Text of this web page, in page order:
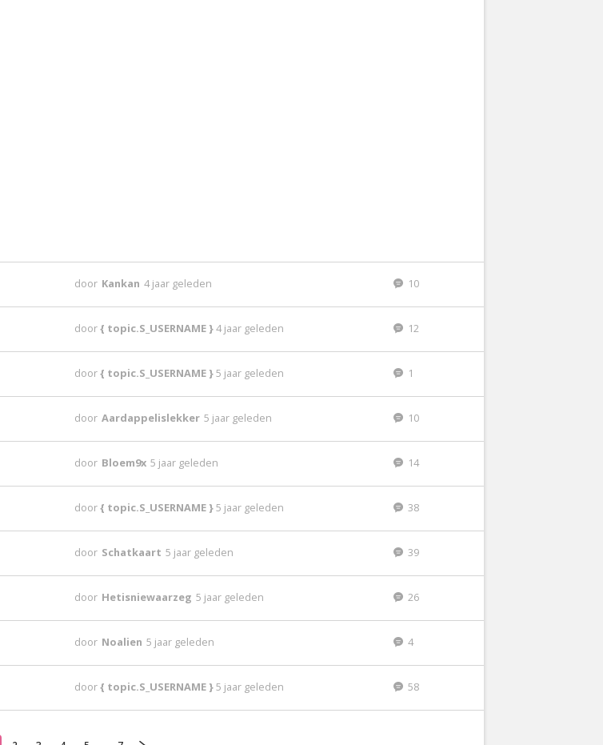
door Kankan 4 jaar geleden 10
door{ topic.S_USERNAME }4 jaar geleden 12
door{ topic.S_USERNAME }5 jaar geleden 1
door Aardappelislekker 5 jaar geleden 10
door Bloem9x 5 jaar geleden 14
door{ topic.S_USERNAME }5 jaar geleden 38
door Schatkaart 5 jaar geleden 39
door Hetisniewaarzeg 5 jaar geleden 26
door Noalien 5 jaar geleden 4
door{ topic.S_USERNAME }5 jaar geleden 58